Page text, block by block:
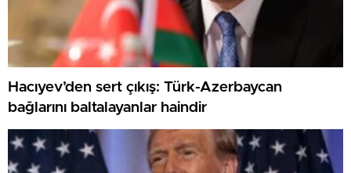
Hacıyev’den sert çıkış: Türk-Azerbaycan
bağlarını baltalayanlar haindir